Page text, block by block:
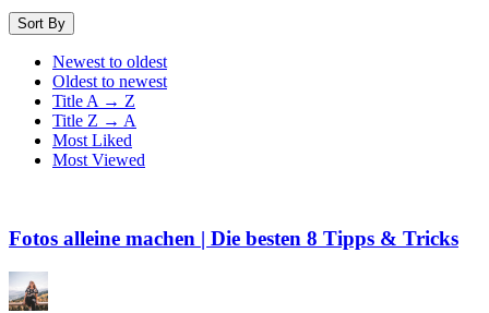
Sort By
Newest to oldest
Oldest to newest
Title A → Z
Title Z → A
Most Liked
Most Viewed
Fotos alleine machen | Die besten 8 Tipps & Tricks